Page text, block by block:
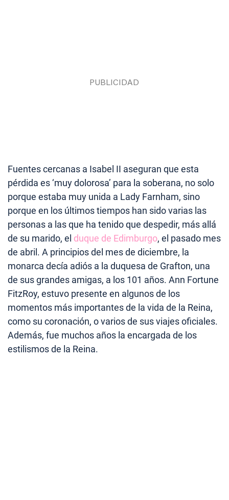
Fuentes cercanas a Isabel II aseguran que esta
pérdida es ‘muy dolorosa’ para la soberana, no solo
porque estaba muy unida a Lady Farnham, sino
porque en los últimos tiempos han sido varias las
personas a las que ha tenido que despedir, más allá
de su marido, el duque de Edimburgo, el pasado mes
de abril. A principios del mes de diciembre, la
monarca decía adiós a la duquesa de Grafton, una
de sus grandes amigas, a los 101 años. Ann Fortune
FitzRoy, estuvo presente en algunos de los
momentos más importantes de la vida de la Reina,
como su coronación, o varios de sus viajes oficiales.
Además, fue muchos años la encargada de los
estilismos de la Reina.